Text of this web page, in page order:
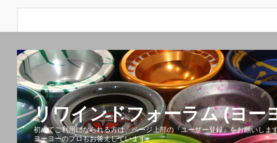
リワインドフォーラム (ヨー
初めてご利用になられる方は、ページ上部の『ユーザー登録』をお願いし
ヨーヨーのプロもお答えしています。